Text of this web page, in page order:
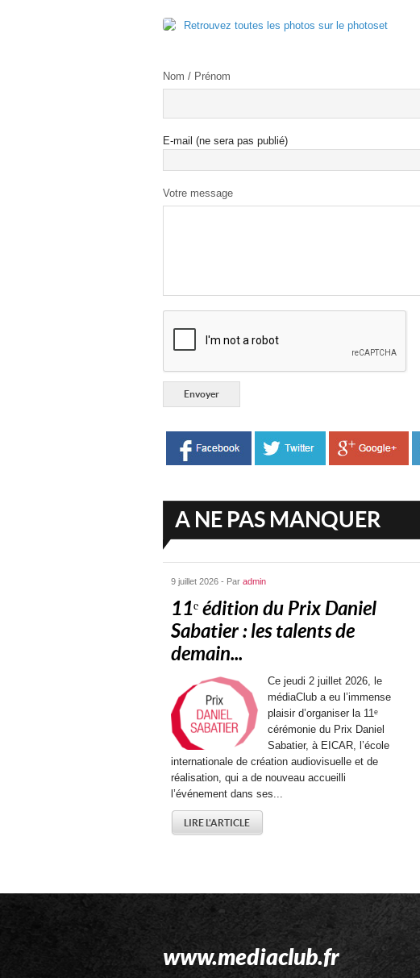
Retrouvez toutes les photos sur le photoset
Nom / Prénom
E-mail (ne sera pas publié)
Votre message
A NE PAS MANQUER
9 juillet 2026 - Par admin
11ᵉ édition du Prix Daniel
Sabatier : les talents de
demain...
Ce jeudi 2 juillet 2026, le
médiaClub a eu l’immense
plaisir d’organiser la 11ᵉ
cérémonie du Prix Daniel
Sabatier, à EICAR, l’école
internationale de création audiovisuelle et de
réalisation, qui a de nouveau accueilli
l’événement dans ses...
LIRE L'ARTICLE
www.mediaclub.fr